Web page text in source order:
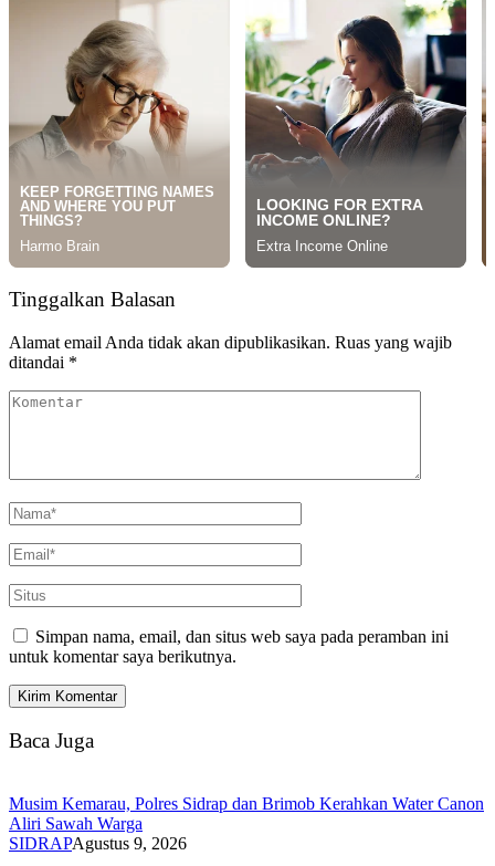
Tinggalkan Balasan
Alamat email Anda tidak akan dipublikasikan. Ruas yang wajib
ditandai *
Simpan nama, email, dan situs web saya pada peramban ini
untuk komentar saya berikutnya.
Baca Juga
Musim Kemarau, Polres Sidrap dan Brimob Kerahkan Water Canon
Aliri Sawah Warga
SIDRAPAgustus 9, 2026